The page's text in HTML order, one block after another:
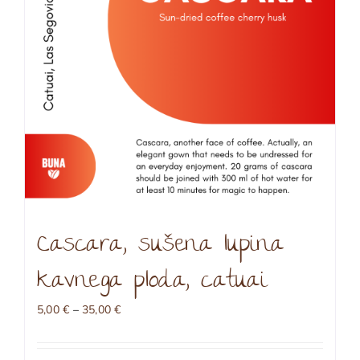
na
strani
izdelka
Cascara, sušena lupina
kavnega ploda, catuai
5,00€ – 35,00€Cenovni